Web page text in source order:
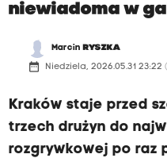
niewiadoma w
Marcin RYSZKA
date_range Niedziela, 2026.05.31 23:22
Kraków staje przed
trzech drużyn do
rozgrywkowej po raz